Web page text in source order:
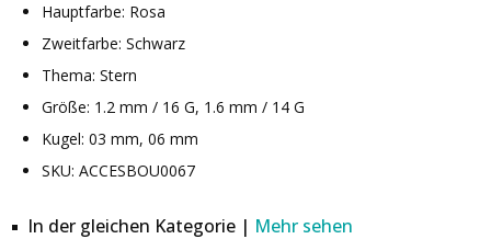
Hauptfarbe: Rosa
Zweitfarbe: Schwarz
Thema: Stern
Größe: 1.2 mm / 16 G, 1.6 mm / 14 G
Kugel: 03 mm, 06 mm
SKU: ACCESBOU0067
In der gleichen Kategorie | Mehr sehen